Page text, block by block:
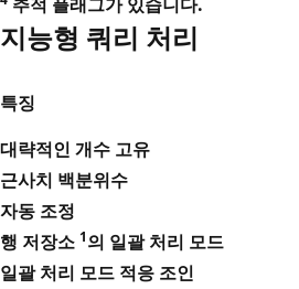
지능형 쿼리 처리
특징
대략적인 개수 고유
근사치 백분위수
자동 조정
행 저장소 1의 일괄 처리 모드
일괄 처리 모드 적응 조인